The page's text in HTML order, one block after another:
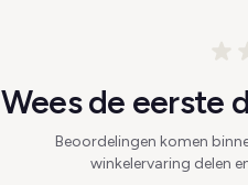
Wees de eerste
Beoordelingen komen
winkelervaring delen